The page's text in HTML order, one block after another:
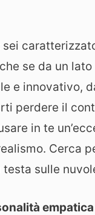
sei
se da un
e innovativo,
perdere il
in te
Cerca
testa sulle
empatica